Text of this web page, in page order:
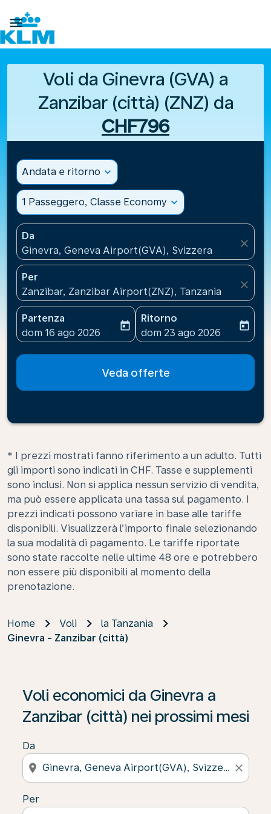

Voli da Ginevra (GVA) a
Zanzibar (città) (ZNZ) da
CHF796
Andata e ritorno expand_more
1 Passeggero, Classe Economy expand_more
Da
Ginevra, Geneva Airport(GVA), Svizzera
close
Per
Zanzibar, Zanzibar Airport(ZNZ), Tanzania
close
Partenza
fc-booking-departure-date-aria-label
dom 16 ago 2026
today
Ritorno
fc-booking-return-date-
dom 23 ago 2026
today
Veda offerte
* I prezzi mostrati fanno riferimento a un adulto. Tutti
gli importi sono indicati in CHF. Tasse e supplementi
sono inclusi. Non si applica nessun servizio di vendita,
ma può essere applicata una tassa sul pagamento. I
prezzi indicati possono variare in base alle tariffe
disponibili. Visualizzerà l’importo finale selezionando
la sua modalità di pagamento. Le tariffe riportate
sono state raccolte nelle ultime 48 ore e potrebbero
non essere più disponibili al momento della
prenotazione.
Home Voli
la Tanzania
Ginevra - Zanzibar (città)
Voli economici da Ginevra a
Zanzibar (città) nei prossimi mesi
Da
location_on close
Per